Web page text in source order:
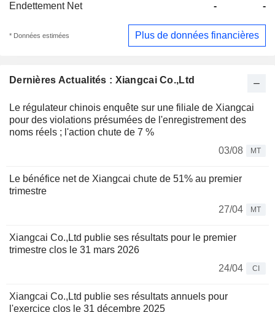
Dernières Actualités : Xiangcai Co.,Ltd
Le régulateur chinois enquête sur une filiale de Xiangcai
pour des violations présumées de l'enregistrement des
noms réels ; l'action chute de 7 %
03/08
MT
Le bénéfice net de Xiangcai chute de 51% au premier
trimestre
27/04
MT
Xiangcai Co.,Ltd publie ses résultats pour le premier
trimestre clos le 31 mars 2026
24/04
CI
Xiangcai Co.,Ltd publie ses résultats annuels pour
l'exercice clos le 31 décembre 2025
Endettement Net
- -
* Données estimées Plus de données financières